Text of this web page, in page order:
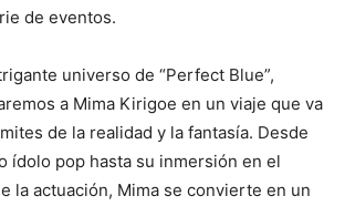
de eventos.
universo de “Perfect Blue”,
a Mima Kirigoe en un viaje que va
de la realidad y la fantasía. Desde
ídolo pop hasta su inmersión en el
la actuación, Mima se convierte en un